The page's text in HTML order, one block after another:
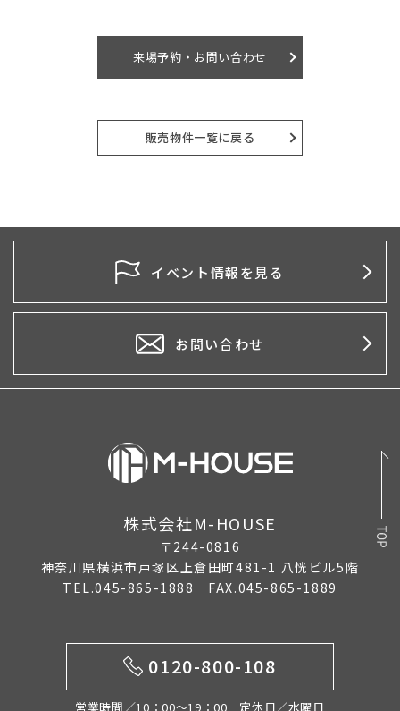
来場予約・お問い合わせ
販売物件一覧に戻る
イベント情報を見る
お問い合わせ
株式会社M-HOUSE
〒244-0816
神奈川県横浜市戸塚区上倉田町481-1 八恍ビル5階
TEL.045-865-1888 FAX.045-865-1889
0120-800-108
営業時間／10：00〜19：00 定休日／水曜日